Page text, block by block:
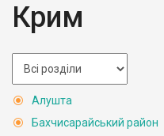
Крим
Алушта
Бахчисарайський район